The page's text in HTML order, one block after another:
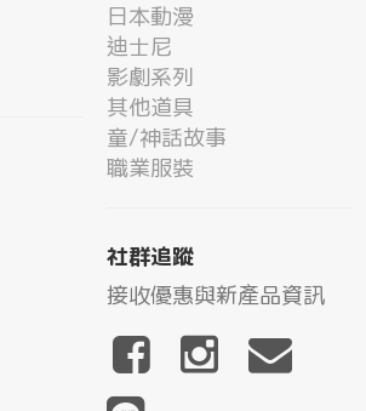
日本動漫
迪士尼
影劇系列
其他道具
童/神話故事
職業服裝
社群追蹤
接收優惠與新產品資訊